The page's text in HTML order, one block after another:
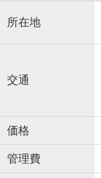
所在地
交通
価格
管理費